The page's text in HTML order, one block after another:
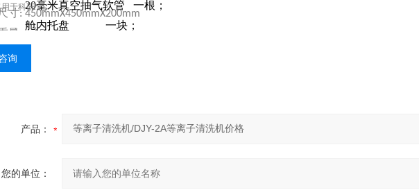
寸: 450mmX450mmX200mm
量： 15Kg
配置：
3. 20毫米真空抽气软管 一根；
4. 舱内托盘 一块；
5. 主电源线
6.
于科研
询
产品：
您的单位：